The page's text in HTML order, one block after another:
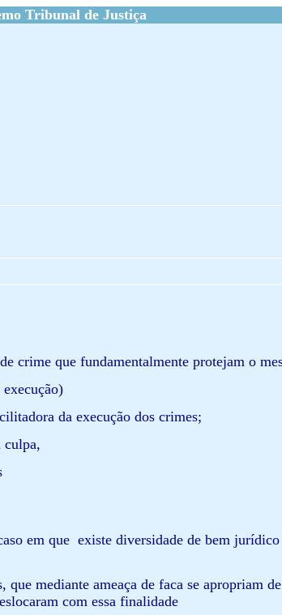
Tribunal de Justiça
crime que fundamentalmente protejam o
da execução dos crimes;
culpa,
em que existe diversidade de bem
mediante ameaça de faca se apropriam
com essa finalidade